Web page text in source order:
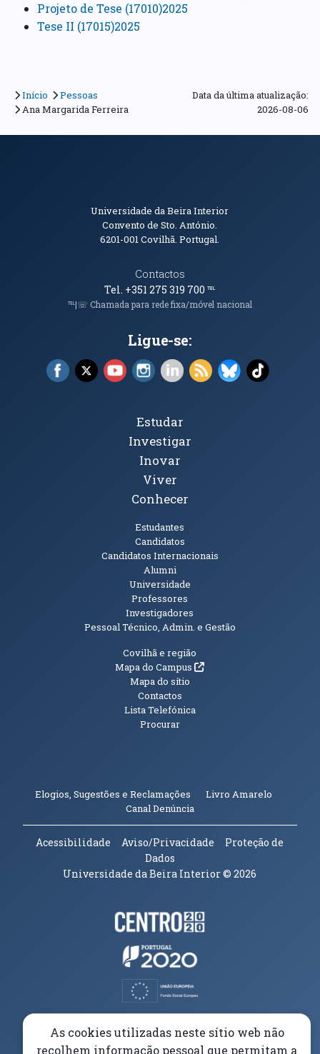
Projeto de Tese (17010)2025
Tese II (17015)2025
Início
Pessoas
Ana Margarida Ferreira
Data da última atualização:
2026-08-06
Informações de Contacto
Universidade da Beira Interior
Convento de Sto. António.
6201-001Covilhã. Portugal.
Contactos
Tel. +351 275 319 700℡
℡|☏ Chamada para rede fixa/móvel nacional
Ligue-se:
Facebook (abre em nova janela)
X (abre em nova janela)
YouTube (abre em nova janela)
Instagram (abre em nova janela)
LinkedIn (abre em nova
RSS (abre em nova
Bluesky (abre
TikTok
Tópicos Principais
Estudar
Investigar
Inovar
Viver
Conhecer
Estudantes
Candidatos
Candidatos Internacionais
Alumni
Universidade
Professores
Investigadores
Pessoal Técnico, Admin. e Gestão
Informações Adicionais
Covilhã e região
Mapa do Campus(abre em nova janela)
Mapa do sítio
Contactos
Lista Telefónica
Procurar
Elogios, Sugestões e Reclamações Livro Amarelo
Canal Denúncia(abre em nova janela)
Acessibilidade Aviso/Privacidade
Proteção de
Dados
Universidade da Beira Interior© 2026
Parceiros e Financiadores
As cookies utilizadas neste sítio web não
recolhem informação pessoal que permitam a